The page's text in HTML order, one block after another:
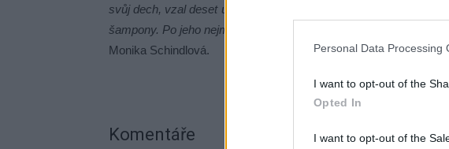
Personal Data Processing
I want to opt-out of the
Opted In
I want to opt-out of the
svůj dech, vzal deset ústních vod a tři zubní kartáčky. Do batohu
šampony. Po jeho nejméně osmi „nájezdech“ vznikla škoda,
Monika Schindlová.
Komentáře